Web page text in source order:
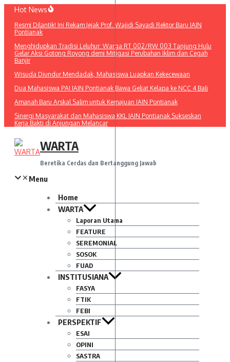
Lewati
konten
Hot News
Resmi Dilantik! Ini Rekam Jejak Prof. Wajidi Sayadi Rektor Baru IAIN
Pontianak
Menghidupkan Tradisi Leluhur: Warga RT 002/RW 003 Tanjung Hulu
Gelar Aksi Gotong Royong demi Mitigasi Perubahan Iklim dan Cegah
Banjir
Wisuda Diundur Mendadak, Mahasiswa Luapkan Kekecewaan
Dua Mahasiswa PAI IAIN Pontianak Bawa Geliat Kelapa ke NCC 4 Bali
Amanah Baru Arskal Salim untuk Kemajuan IAIN Pontianak
Sinergi Masyarakat dan Mahasiswa KKL IAIN Pontianak Sukseskan
Kerja Bakti di Anjungan Melancar
WARTA
Beretika Cerdas dan Bertanggung Jawab
Menu
Home
WARTA
Laporan Utama
FEATURE
SEREMONIAL
SOSOK
FUAD
INSTITUSIANA
FASYA
FTIK
FEBI
PERSPEKTIF
ESAI
OPINI
SASTRA